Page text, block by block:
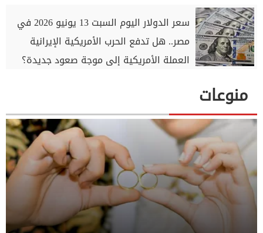
سعر الدولار اليوم السبت 13 يونيو 2026 في
مصر.. هل تدفع الحرب الأمريكية الإيرانية
العملة الأمريكية إلى موجة صعود جديدة؟
منوعات